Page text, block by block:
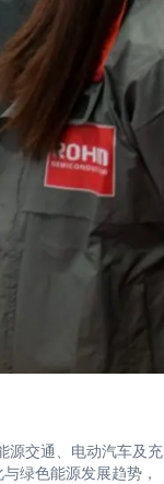
源交通、电动汽车及充
绿色能源发展趋势，